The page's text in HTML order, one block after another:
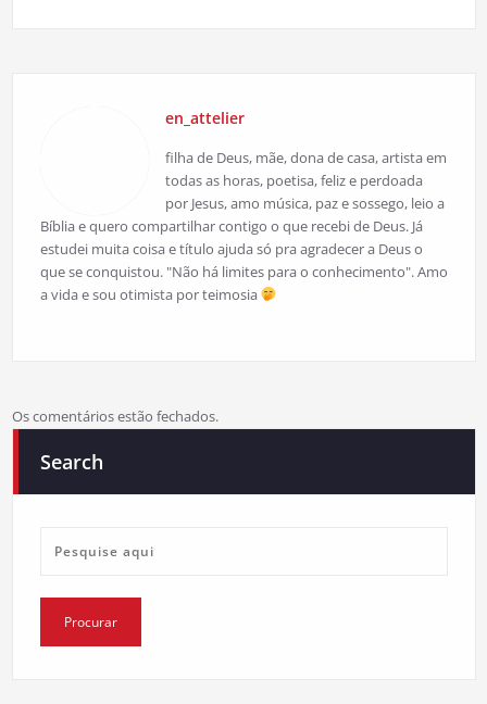
en_attelier
filha de Deus, mãe, dona de casa, artista em
todas as horas, poetisa, feliz e perdoada
por Jesus, amo música, paz e sossego, leio a
Bíblia e quero compartilhar contigo o que recebi de Deus. Já
estudei muita coisa e título ajuda só pra agradecer a Deus o
que se conquistou. "Não há limites para o conhecimento". Amo
a vida e sou otimista por teimosia
Os comentários estão fechados.
Search